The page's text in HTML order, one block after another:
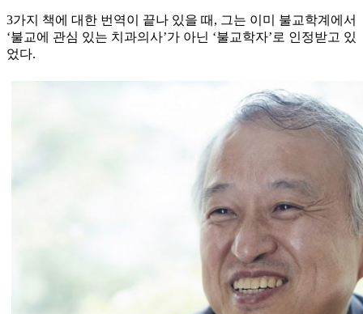
3가지 책에 대한 번역이 끝나 있을 때, 그는 이미 불교학계에서
‘불교에 관심 있는 치과의사’가 아닌 ‘불교학자’로 인정받고 있
었다.